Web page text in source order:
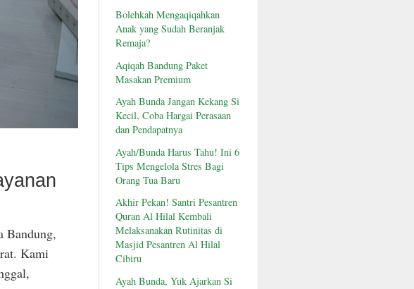
Bandung,
Kami
Bolehkah Mengaqiqahkan
Anak yang Sudah Beranjak
Remaja?
Aqiqah Bandung Paket
Masakan Premium
Ayah Bunda Jangan Kekang Si
Kecil, Coba Hargai Perasaan
dan Pendapatnya
Ayah/Bunda Harus Tahu! Ini 6
Tips Mengelola Stres Bagi
Orang Tua Baru
Akhir Pekan! Santri Pesantren
Quran Al Hilal Kembali
Melaksanakan Rutinitas di
Masjid Pesantren Al Hilal
Cibiru
Ayah Bunda, Yuk Ajarkan Si